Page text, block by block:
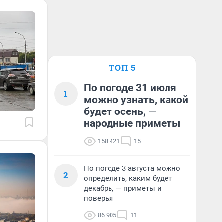
ТОП 5
1
По погоде 31 июля
можно узнать, какой
будет осень, —
народные приметы
158 421 15
2
По погоде 3 августа можно
определить, каким будет
декабрь, — приметы и
поверья
86 905 11